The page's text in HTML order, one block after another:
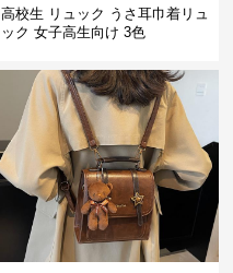
高校生 リュック うさ耳巾着リュ
ック 女子高生向け 3色